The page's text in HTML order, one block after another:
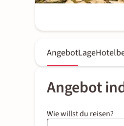
AngebotLage
Angebot
Wie willst du reisen?